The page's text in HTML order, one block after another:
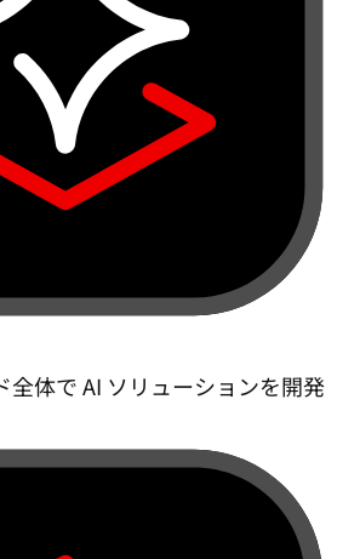
全体で AI ソリューションを開発